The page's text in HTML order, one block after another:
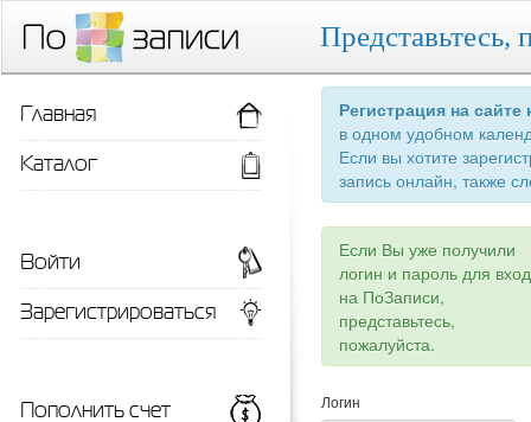
Представьтесь,
Регистрация на
в одном удобном
Если вы хотите
запись онлайн, также
Если Вы уже получили
логин и пароль для
на ПоЗаписи,
представьтесь,
пожалуйста.
Логин
Главная
Каталог
Войти
Зарегистрироваться
Пополнить счет